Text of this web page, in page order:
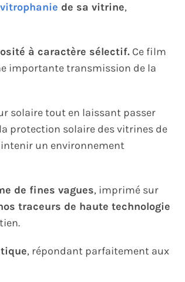
vitrophanie de sa vitrine,
à caractère sélectif. Ce film
importante transmission de la
solaire tout en laissant passer
protection solaire des vitrines de
un environnement
de fines vagues, imprimé sur
traceurs de haute technologie
, répondant parfaitement aux